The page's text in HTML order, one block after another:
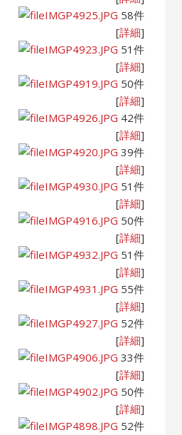
IMGP4925.JPG 58件
[詳細]
IMGP4923.JPG 51件
[詳細]
IMGP4919.JPG 50件
[詳細]
IMGP4926.JPG 42件
[詳細]
IMGP4920.JPG 39件
[詳細]
IMGP4930.JPG 51件
[詳細]
IMGP4916.JPG 50件
[詳細]
IMGP4932.JPG 51件
[詳細]
IMGP4931.JPG 55件
[詳細]
IMGP4927.JPG 52件
[詳細]
IMGP4906.JPG 33件
[詳細]
IMGP4902.JPG 50件
[詳細]
IMGP4898.JPG 52件